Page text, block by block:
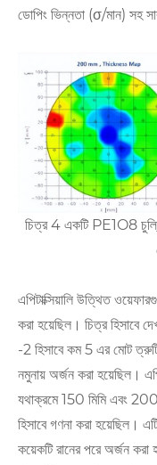
ডোপিং ভিন্নতা (σ/মান) সহ
চিত্র 4 একটি PE1O8
এপিটাক্সিয়ালি উত্থিত
করা হয়েছিল। চিত্র হিসাবে
-2 হিসাবে কম 5 এর মোট
নমুনায় অর্জন করা হয়েছিল।
যথাক্রমে 150 মিমি এবং
হিসাবে গণনা করা হয়েছিল।
কয়েকটি রানের পরে অর্জন করা